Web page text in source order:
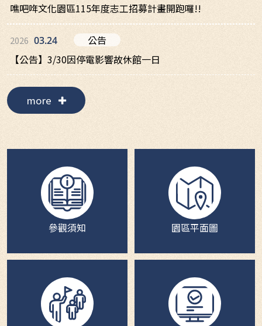
噍吧哖文化園區115年度志工招募計畫開跑囉!!
2026 03.24
公告
【公告】3/30因停電影響故休館一日
more
參觀須知 園區平面圖